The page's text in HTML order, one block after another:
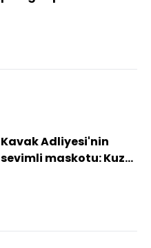
Kavak Adliyesi'nin
sevimli maskotu: Kuzu